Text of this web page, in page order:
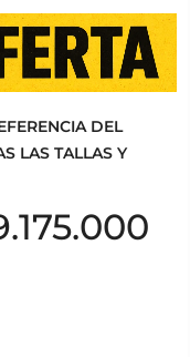
DEL
LAS TALLAS Y